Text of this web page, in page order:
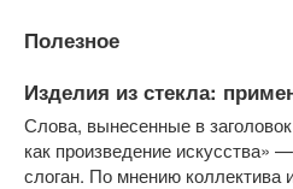
Полезное
Изделия из стекла:
Слова, вынесенные в
как произведение искусства»
слоган. По мнению коллектива